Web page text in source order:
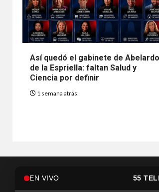
Así quedó el gabinete de Abelardo
de la Espriella: faltan Salud y
Ciencia por definir
1 semana atrás
EN VIVO 55